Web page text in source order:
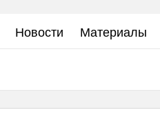
Новости Материалы